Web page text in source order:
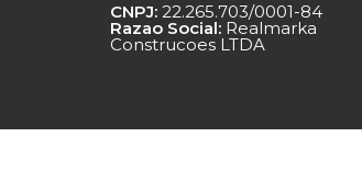
CNPJ: 22.265.703/0001-84
Razao Social: Realmarka
Construcoes LTDA